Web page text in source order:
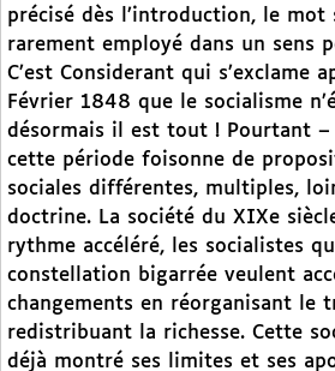
précisé dès l’introduction, le mot
rarement employé dans un sens
C’est Considerant qui s’exclame
Février 1848 que le socialisme
désormais il est tout ! Pourtant
cette période foisonne de
sociales différentes, multiples,
doctrine. La société du XIXe
rythme accéléré, les socialistes
constellation bigarrée veulent
changements en réorganisant le
redistribuant la richesse. Cette
déjà montré ses limites et ses